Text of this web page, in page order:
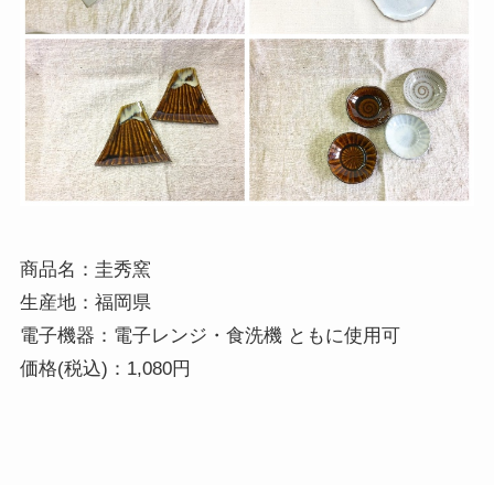
商品名：
生産地：福岡県
電子機器：電子レンジ・食洗機 ともに使用可
価格(税込)：1,080円